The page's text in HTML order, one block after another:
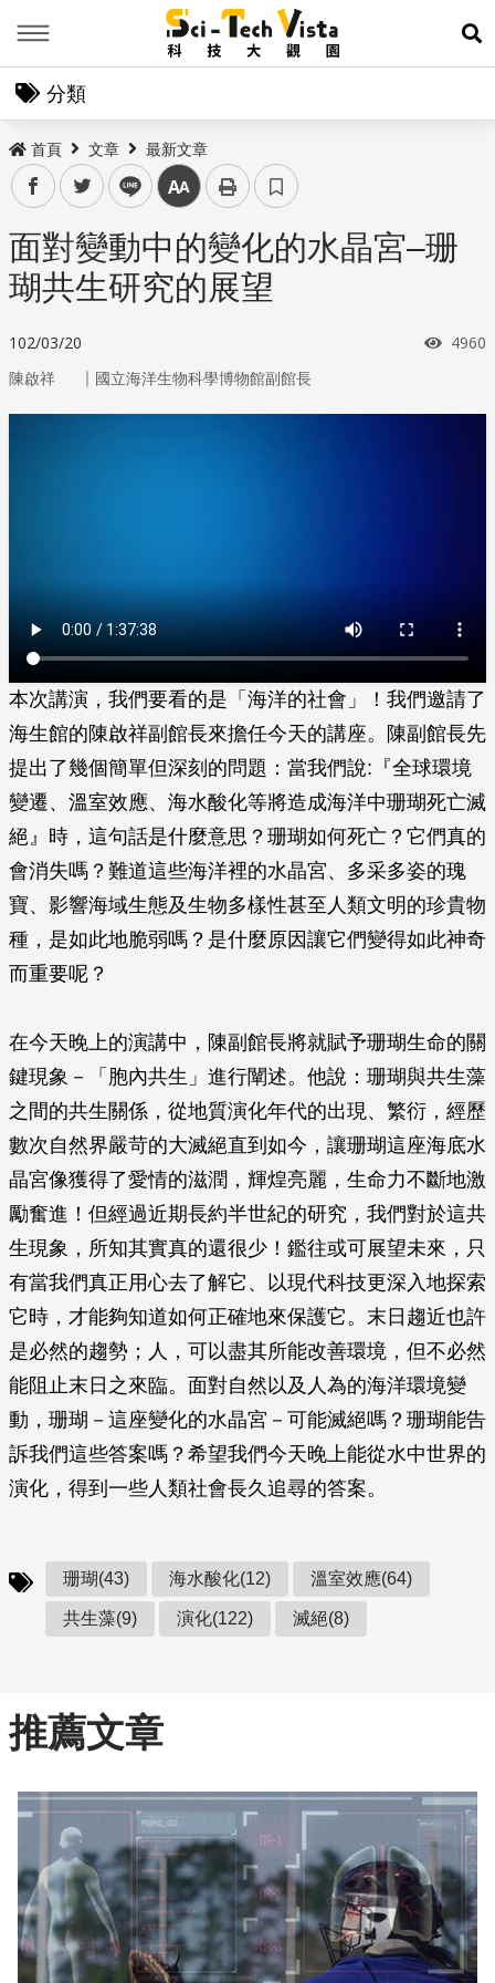
展
分類
首頁 文章 最新文章
facebooktwitter line 中
面對變動中的變化的水晶宮–珊
瑚共生研究的展望
102/03/20 瀏覽
4960
陳啟祥 ｜ 國立海洋生物科學博物館副館長
本次講演，我們要看的是「海洋的社會」！我們邀請了
海生館的陳啟祥副館長來擔任今天的講座。陳副館長先
提出了幾個簡單但深刻的問題：當我們說:『全球環境
變遷、溫室效應、海水酸化等將造成海洋中珊瑚死亡滅
絕』時，這句話是什麼意思？珊瑚如何死亡？它們真的
會消失嗎？難道這些海洋裡的水晶宮、多采多姿的瑰
寶、影響海域生態及生物多樣性甚至人類文明的珍貴物
種，是如此地脆弱嗎？是什麼原因讓它們變得如此神奇
而重要呢？
在今天晚上的演講中，陳副館長將就賦予珊瑚生命的關
鍵現象－「胞內共生」進行闡述。他說：珊瑚與共生藻
之間的共生關係，從地質演化年代的出現、繁衍，經歷
數次自然界嚴苛的大滅絕直到如今，讓珊瑚這座海底水
晶宮像獲得了愛情的滋潤，輝煌亮麗，生命力不斷地激
勵奮進！但經過近期長約半世紀的研究，我們對於這共
生現象，所知其實真的還很少！鑑往或可展望未來，只
有當我們真正用心去了解它、以現代科技更深入地探索
它時，才能夠知道如何正確地來保護它。末日趨近也許
是必然的趨勢；人，可以盡其所能改善環境，但不必然
能阻止末日之來臨。面對自然以及人為的海洋環境變
動，珊瑚－這座變化的水晶宮－可能滅絕嗎？珊瑚能告
訴我們這些答案嗎？希望我們今天晚上能從水中世界的
演化，得到一些人類社會長久追尋的答案。
珊瑚(43) 海水酸化(12) 溫室效應(64)
共生藻(9) 演化(122) 滅絕(8)
推薦文章